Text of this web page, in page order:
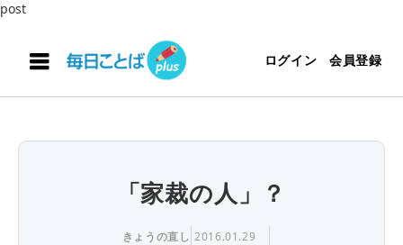
post
ログイン 会員登録
「家裁の人」？
きょうの直し 2016.01.29